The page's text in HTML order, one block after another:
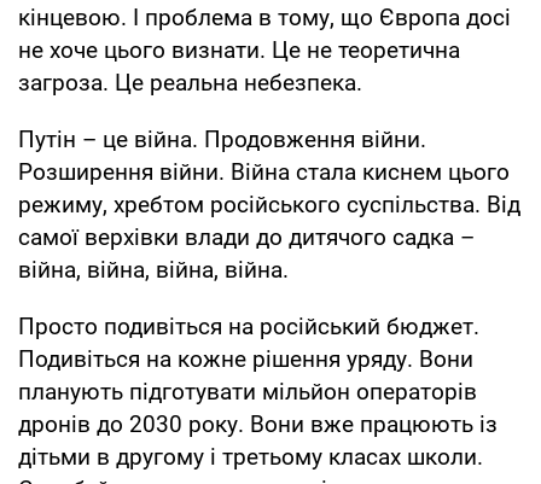
кінцевою. І проблема в тому, що Європа досі
не хоче цього визнати. Це не теоретична
загроза. Це реальна небезпека.
Путін – це війна. Продовження війни.
Розширення війни. Війна стала киснем цього
режиму, хребтом російського суспільства. Від
самої верхівки влади до дитячого садка –
війна, війна, війна, війна.
Просто подивіться на російський бюджет.
Подивіться на кожне рішення уряду. Вони
планують підготувати мільйон операторів
дронів до 2030 року. Вони вже працюють із
дітьми в другому і третьому класах школи.